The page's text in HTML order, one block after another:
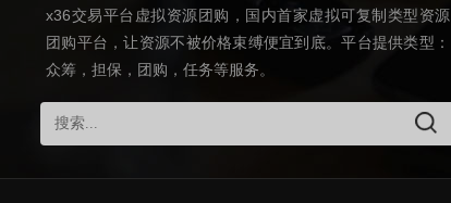
x36交易平台虚拟资源团购，国内首家虚拟可复制类型资源
团购平台，让资源不被价格束缚便宜到底。平台提供类型：
众筹，担保，团购，任务等服务。